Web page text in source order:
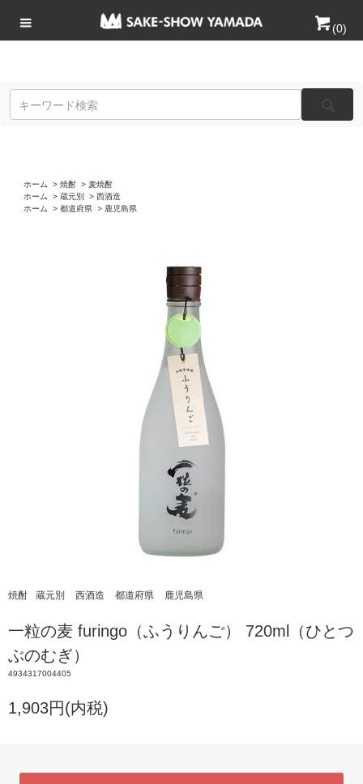
(0)
ホーム > 焼酎 > 麦焼酎
ホーム
> 蔵元別 > 西酒造
ホーム
> 都道府県 > 鹿児島県
焼酎 蔵元別 西酒造 都道府県 鹿児島県
一粒の麦 furingo（ふうりんご） 720ml（ひとつ
ぶのむぎ）
4934317004405
1,903円(内税)